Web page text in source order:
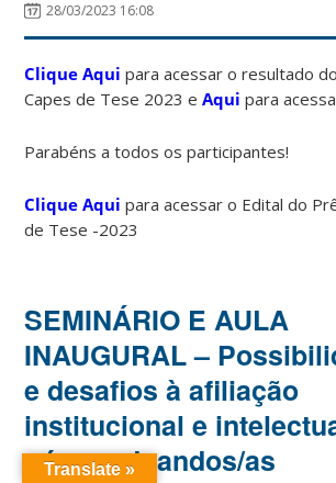
28/03/2023 16:08
Clique Aquipara acessar o resultado
Capes de Tese 2023 eAqui para
Parabéns a todos os participantes!
Clique Aqui para acessar o Edital do
de Tese -2023
SEMINÁRIO E AULA
INAUGURAL –
e desafios à afiliação
institucional e
pós-graduandos/as
Translate »